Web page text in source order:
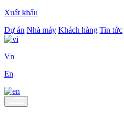
Xuất khẩu
Dự án Nhà máy Khách hàng Tin tức
Vn
En